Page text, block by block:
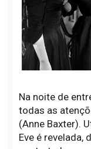
Na noite de
todas as
(Anne Baxter).
Eve é revelada,